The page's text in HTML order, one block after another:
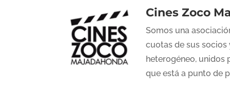
Cines Zoco
Somos una
cuotas de sus
heterogéneo,
que está a punto de